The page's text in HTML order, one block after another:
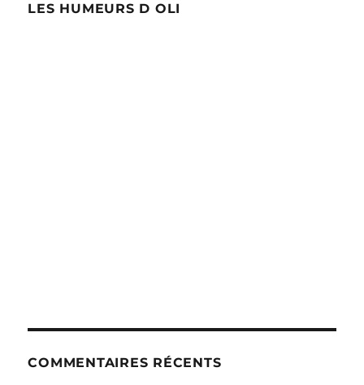
LES HUMEURS D OLI
COMMENTAIRES RÉCENTS